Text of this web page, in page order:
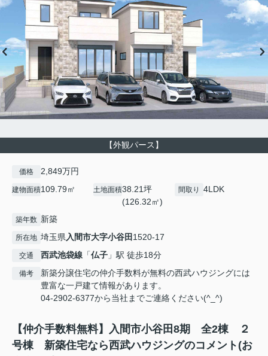
【外観パース】
価格 2,849万円
建物面積109.79㎡ 土地面積38.21坪
(126.32㎡)
間取り 4LDK
築年数 新築
所在地 埼玉県入間市大字小谷田 1520-17
交通 西武池袋線 「仏子 」駅 徒歩18分
備考
新築分譲住宅の仲介手数料が無料の西武ハウジングには
豊富な一戸建て情報があります。
04-2902-6377から当社までご連絡ください(^_^)
【仲介手数料無料】入間市小谷田8期 全2棟 ２
号棟 新築住宅なら西武ハウジングのコメント(お